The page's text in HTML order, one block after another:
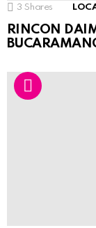
3 Shares
RINCON